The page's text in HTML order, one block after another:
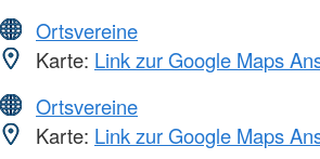
Ortsvereine
Karte: Link zur Google Maps
Ortsvereine
Karte: Link zur Google Maps